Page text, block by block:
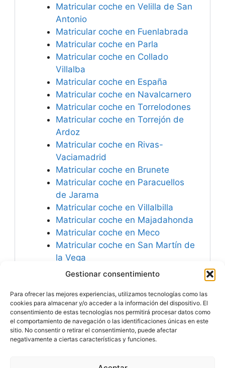
Gestionar consentimiento
Para ofrecer las mejores experiencias, utilizamos tecnologías como las
cookies para almacenar y/o acceder a la información del dispositivo. El
consentimiento de estas tecnologías nos permitirá procesar datos como
el comportamiento de navegación o las identificaciones únicas en este
sitio. No consentir o retirar el consentimiento, puede afectar
negativamente a ciertas características y funciones.
Matricular coche en Velilla de San
Antonio
Matricular coche en Fuenlabrada
Matricular coche en Parla
Matricular coche en Collado
Villalba
Matricular coche en España
Matricular coche en Navalcarnero
Matricular coche en Torrelodones
Matricular coche en Torrejón de
Ardoz
Matricular coche en Rivas-
Vaciamadrid
Matricular coche en Brunete
Matricular coche en Paracuellos
de Jarama
Matricular coche en Villalbilla
Matricular coche en Majadahonda
Matricular coche en Meco
Matricular coche en San Martín de
la Vega
Matricular coche en Guadarrama
Matricular coche en Alpedrete